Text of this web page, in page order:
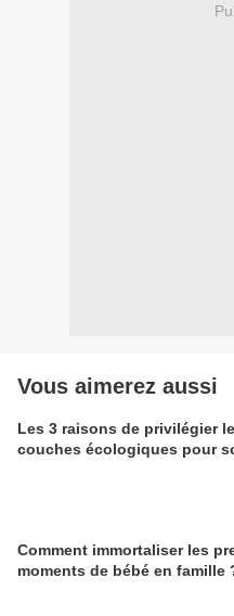
Vous aimerez aussi
Les 3 raisons de privilégier
couches écologiques pour
Comment immortaliser les
moments de bébé en famille